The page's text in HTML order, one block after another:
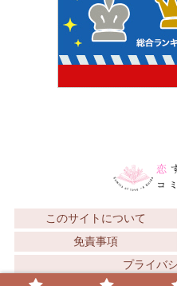
このサイトについて
免責事項
プライバ